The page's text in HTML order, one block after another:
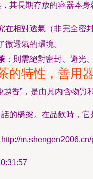
其長期存放的容器本身
在相對透氣（非完全
微透氣的環境。
：則需絕對密封、避光
的特性，善用
越香”，是由其內含物
的橋梁。在品飲時，
m.shengen2006.cn/